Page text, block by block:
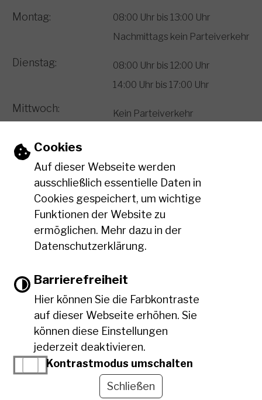
Einstellungen zu Cookies und
Cookies
Auf dieser Webseite werden
ausschließlich essentielle Daten in
Cookies gespeichert, um wichtige
Funktionen der Website zu
ermöglichen. Mehr dazu in der
Datenschutzerklärung.
Barrierefreiheit
Hier können Sie die Farbkontraste
auf dieser Webseite erhöhen. Sie
können diese Einstellungen
jederzeit deaktivieren.
Kontrastmodus umschalten
Schließen
Montag:
Dienstag:
Mittwoch:
Freitag:
08:00 Uhr bis 13:00 Uhr
Nachmittags kein Parteiverkehr
08:00 Uhr bis 12:00 Uhr
14:00 Uhr bis 17:00 Uhr
Kein Parteiverkehr
14:00 Uhr bis 18:00 Uhr
08:00 Uhr bis 12:00 Uhr
Leichte Sprache
Barrierefreie Ansicht
Impressum Datenschutzerklärung
Erklärung zur Barrierefreiheit